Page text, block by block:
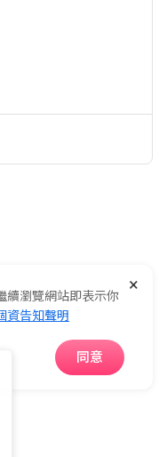
Reserved.
×
續瀏覽網站即表示你
資告知聲明
同意